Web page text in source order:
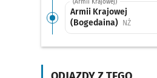
(Armii Krajowej)
Armii Krajowej
(Bogedaina)
NŻ
(Opolska)